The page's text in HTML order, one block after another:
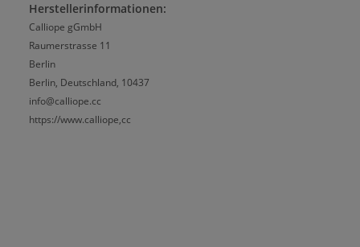
Herstellerinformationen:
Calliope gGmbH
Raumerstrasse 11
Berlin
Berlin, Deutschland, 10437
info@calliope.cc
https://www.calliope,cc